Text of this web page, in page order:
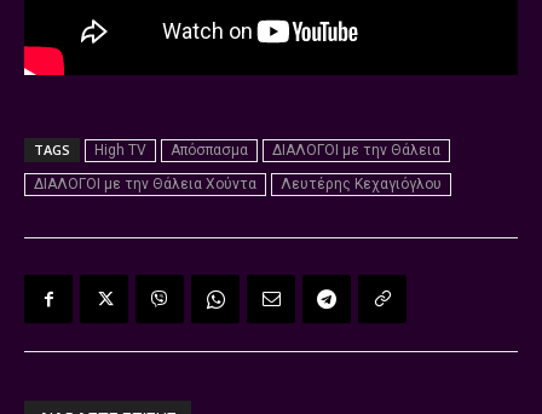
TAGS High TV Απόσπασμα
ΔΙΑΛΟΓΟΙ με την Θάλεια
ΔΙΑΛΟΓΟΙ με την Θάλεια Χούντα
Λευτέρης Κεχαγιόγλου